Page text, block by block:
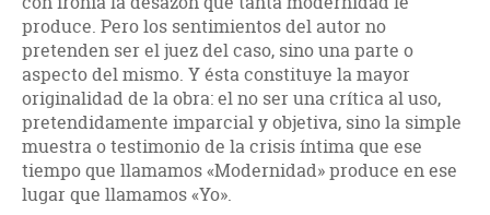
produce. Pero los sentimientos del autor no
pretenden ser el juez del caso, sino una parte o
aspecto del mismo. Y ésta constituye la mayor
originalidad de la obra: el no ser una crítica al uso,
pretendidamente imparcial y objetiva, sino la simple
muestra o testimonio de la crisis íntima que ese
tiempo que llamamos «Modernidad» produce en ese
lugar que llamamos «Yo».